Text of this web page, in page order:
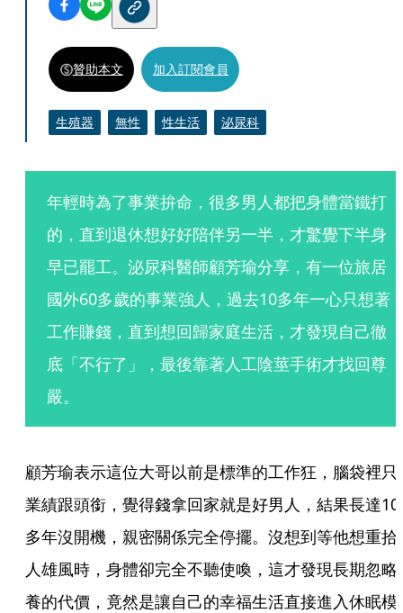
贊助本文 加入訂閱會員
生殖器 無性 性生活 泌尿科
年輕時為了事業拚命，很多男人都把身體當鐵打
的，直到退休想好好陪伴另一半，才驚覺下半身
早已罷工。泌尿科醫師顧芳瑜分享，有一位旅居
國外60多歲的事業強人，過去10多年一心只想著
工作賺錢，直到想回歸家庭生活，才發現自己徹
底「不行了」，最後靠著人工陰莖手術才找回尊
嚴。
顧芳瑜表示這位大哥以前是標準的工作狂，腦袋裡只
業績跟頭銜，覺得錢拿回家就是好男人，結果長達10
多年沒開機，親密關係完全停擺。沒想到等他想重拾
人雄風時，身體卻完全不聽使喚，這才發現長期忽略
養的代價，竟然是讓自己的幸福生活直接進入休眠模